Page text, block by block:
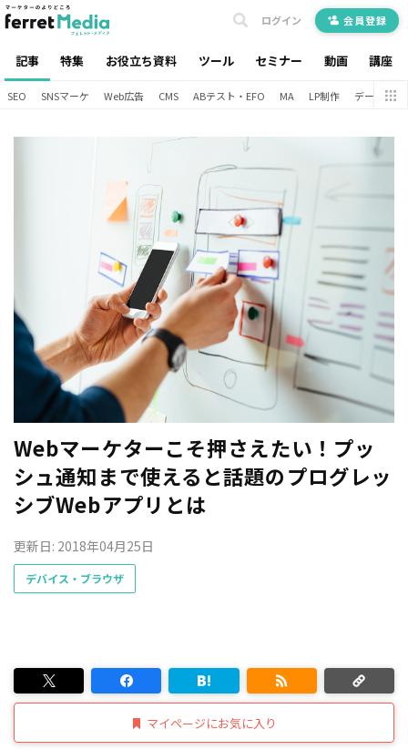
記事 特集 お役立ち資料 ツール セミナー 動画 講座
ログイン 会員登録
SEO SNSマーケ Web広告 CMS ABテスト・EFO MA LP制作 データ分析
Webマーケターこそ押さえたい！プッ
シュ通知まで使えると話題のプログレッ
シブWebアプリとは
更新日: 2018年04月25日
デバイス・ブラウザ
マイページにお気に入り